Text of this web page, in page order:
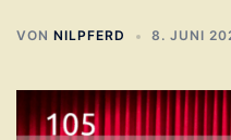
VON NILPFERD 8. JUNI